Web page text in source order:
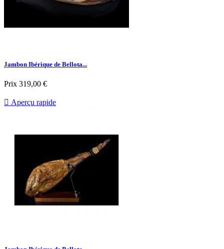
Jambon Ibérique de Bellota...
Prix 319,00 €
 Aperçu rapide